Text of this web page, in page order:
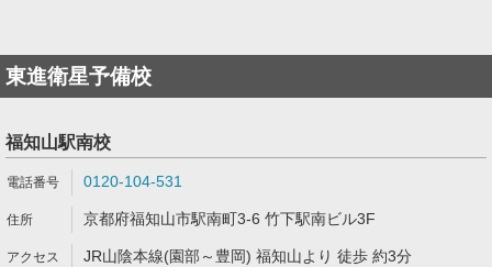
東進衛星予備校
福知山駅南校
0120-104-531
京都府福知山市駅南町3-6 竹下駅南ビル3F
JR山陰本線(園部～豊岡) 福知山より 徒歩 約3分